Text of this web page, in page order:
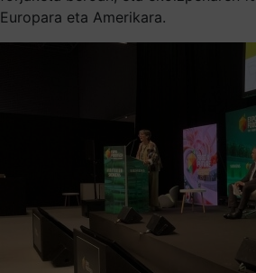
Europara eta Amerikara.